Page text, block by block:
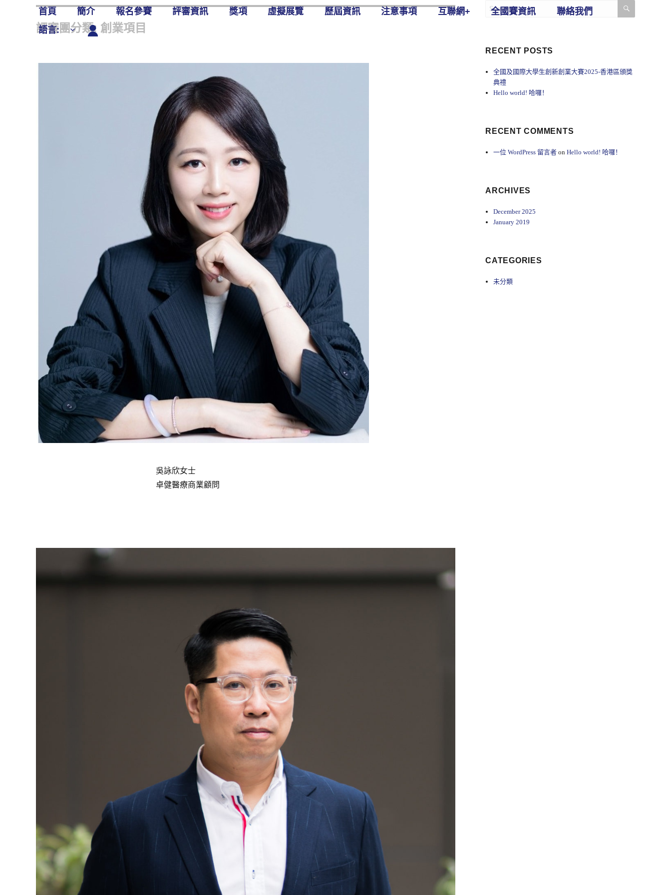
首頁 簡介 報名參賽 評審資訊 獎項 虛擬展覽 歷屆資訊 注意事項 互聯網+ 全國賽資訊
聯絡我們
語言:
評審團分類: 創業項目
吳詠欣女士
卓健醫療商業顧問
Search
for:
RECENT POSTS
全國及國際大學生創新創業大賽2025-香港區頒獎
典禮
Hello world! 哈囉！
RECENT COMMENTS
一位 WordPress 留言者 onHello world! 哈囉！
ARCHIVES
December 2025
January 2019
CATEGORIES
未分類